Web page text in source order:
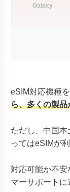
Galaxy
Xperia
AQUOS
eSIM対応機種
ら、多くの製品
ただし、中国
ってはeSIMが
対応可能か不
マーサポートに